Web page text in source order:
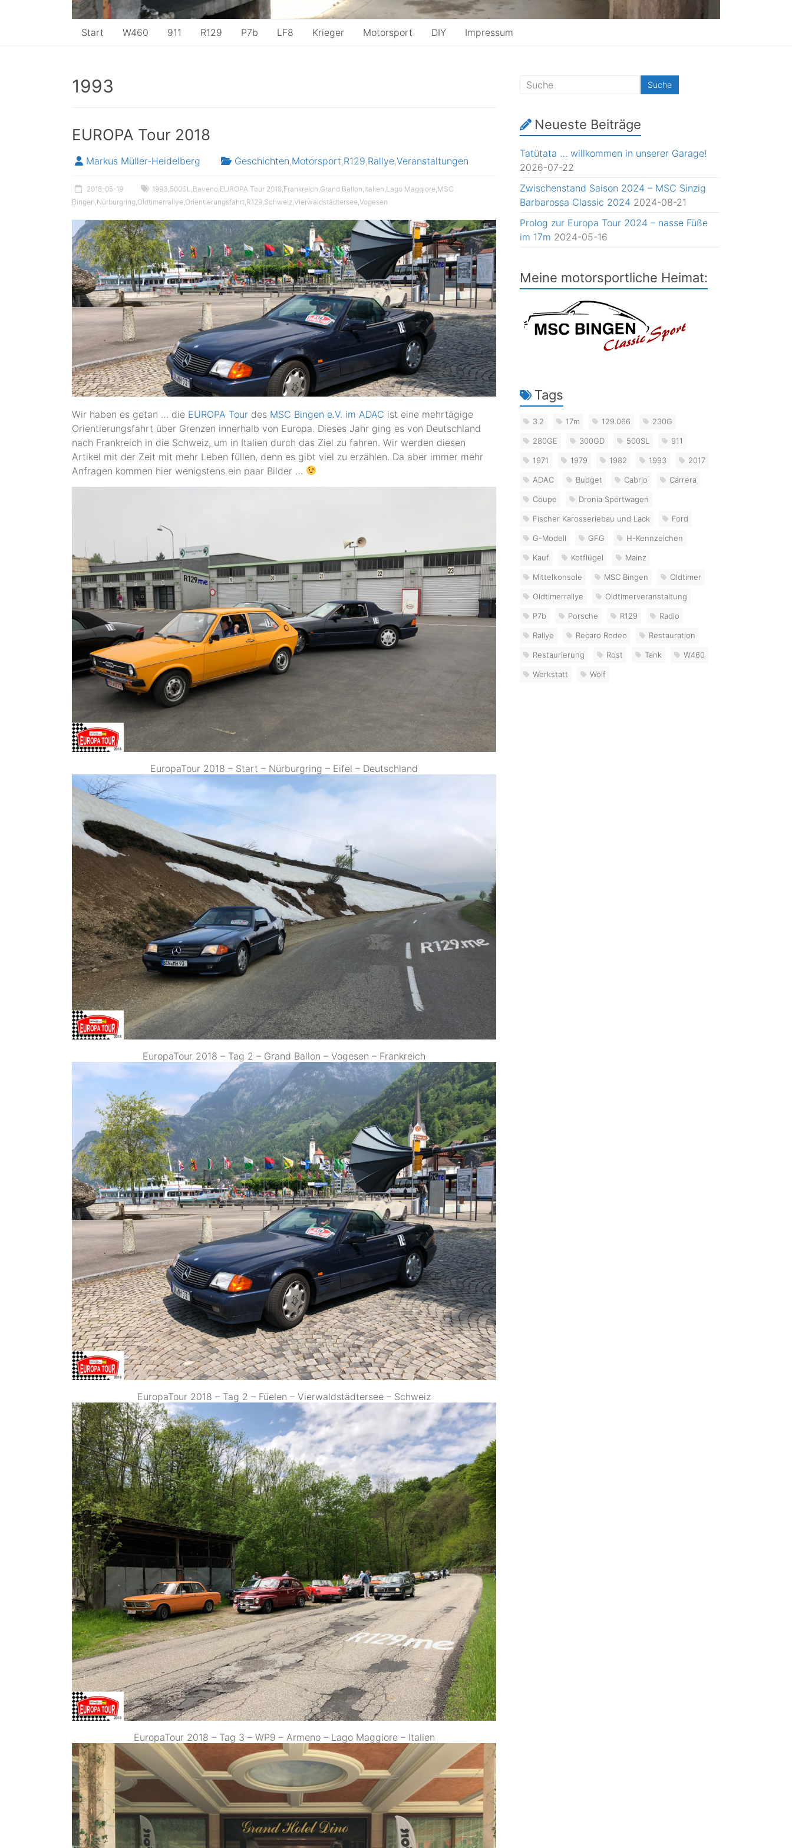
Start W460 911 R129 P7b LF8 Krieger Motorsport DIY Impressum
1993
EUROPA Tour 2018
Markus Müller-Heidelberg Geschichten,Motorsport,R129,Rallye,Veranstaltungen
2018-05-19 1993 500SL Baveno EUROPA Tour 2018 Frankreich Grand Ballon Italien Lago Maggiore MSC
Bingen Nürburgring Oldtimerrallye Orientierungsfahrt R129 Schweiz Vierwaldstädtersee Vogesen
Wir haben es getan … die EUROPA Tour des MSC Bingen e.V. im ADAC ist eine mehrtägige
Orientierungsfahrt über Grenzen innerhalb von Europa. Dieses Jahr ging es von Deutschland
nach Frankreich in die Schweiz, um in Italien durch das Ziel zu fahren. Wir werden diesen
Artikel mit der Zeit mit mehr Leben füllen, denn es gibt viel zu erzählen. Da aber immer mehr
Anfragen kommen hier wenigstens ein paar Bilder …
EuropaTour 2018 – Start – Nürburgring – Eifel – Deutschland
EuropaTour 2018 – Tag 2 – Grand Ballon – Vogesen – Frankreich
EuropaTour 2018 – Tag 2 – Füelen – Vierwaldstädtersee – Schweiz
EuropaTour 2018 – Tag 3 – WP9 – Armeno – Lago Maggiore – Italien
Neueste Beiträge
Tatütata … willkommen in unserer Garage!
2026-07-22
Zwischenstand Saison 2024 – MSC Sinzig
Barbarossa Classic 2024 2024-08-21
Prolog zur Europa Tour 2024 – nasse Füße
im 17m 2024-05-16
Meine motorsportliche Heimat:
Tags
3.2 17m 129.066 230G
280GE 300GD 500SL 911
1971 1979 1982 1993 2017
ADAC Budget Cabrio Carrera
Coupe Dronia Sportwagen
Fischer Karosseriebau und Lack Ford
G-Modell GFG H-Kennzeichen
Kauf Kotflügel Mainz
Mittelkonsole MSC Bingen Oldtimer
Oldtimerrallye Oldtimerveranstaltung
P7b Porsche R129 Radio
Rallye Recaro Rodeo Restauration
Restaurierung Rost Tank W460
Werkstatt Wolf